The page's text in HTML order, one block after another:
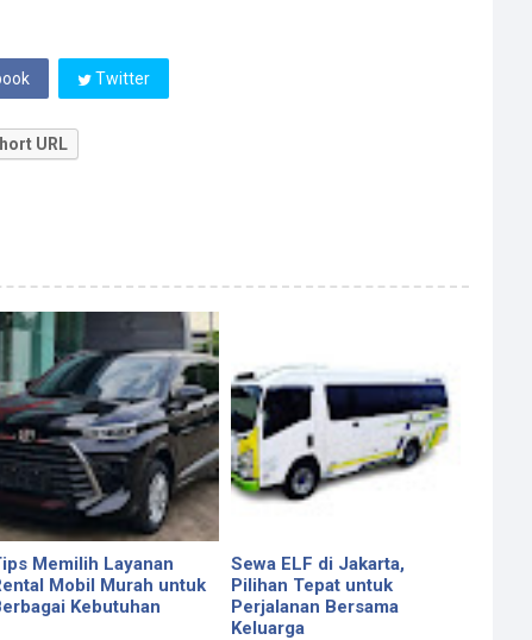
Twitter
URL
Memilih Layanan
Mobil Murah untuk
Kebutuhan
Sewa ELF di Jakarta,
Pilihan Tepat untuk
Perjalanan Bersama
Keluarga